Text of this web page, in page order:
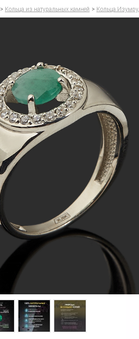
> Кольца из натуральных камней > Кольца